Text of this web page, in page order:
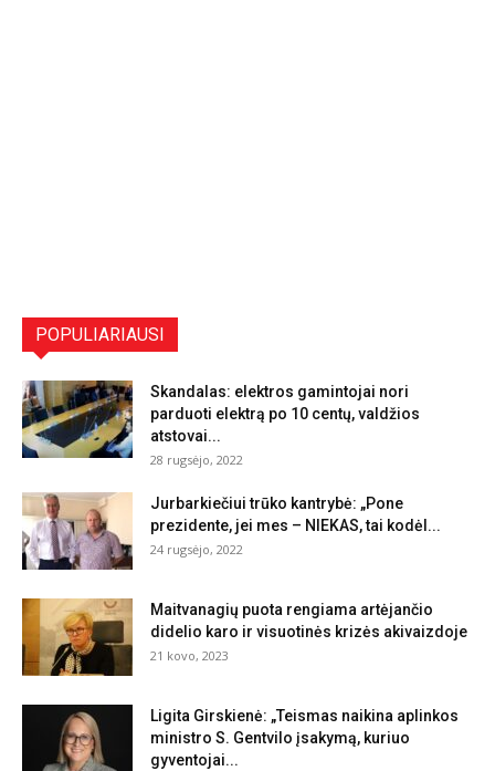
POPULIARIAUSI
Skandalas: elektros gamintojai nori
parduoti elektrą po 10 centų, valdžios
atstovai...
28 rugsėjo, 2022
Jurbarkiečiui trūko kantrybė: „Pone
prezidente, jei mes – NIEKAS, tai kodėl...
24 rugsėjo, 2022
Maitvanagių puota rengiama artėjančio
didelio karo ir visuotinės krizės akivaizdoje
21 kovo, 2023
Ligita Girskienė: „Teismas naikina aplinkos
ministro S. Gentvilo įsakymą, kuriuo
gyventojai...